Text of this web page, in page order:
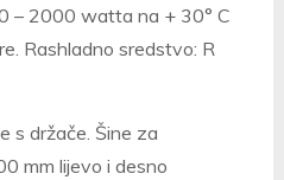
– 2000 watta na + 30° C
Rashladno sredstvo: R
s držače. Šine za
mm lijevo i desno